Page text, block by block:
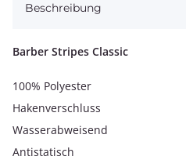
Beschreibung
Barber Stripes Classic
100% Polyester
Hakenverschluss
Wasserabweisend
Antistatisch